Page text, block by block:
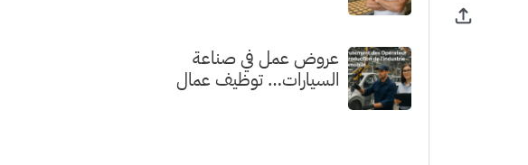
عروض عمل في صناعة
السيارات… توظيف عمال